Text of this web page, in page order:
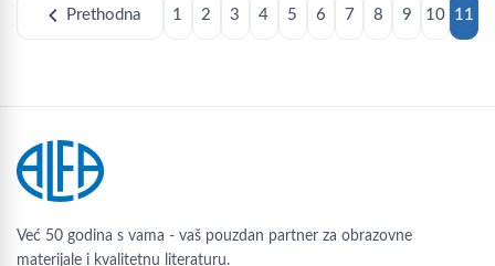
chevron_left Prethodna 1 2 3 4 5 6 7 8 9 10 11
Već 50 godina s vama - vaš pouzdan partner za obrazovne
materijale i kvalitetnu literaturu.